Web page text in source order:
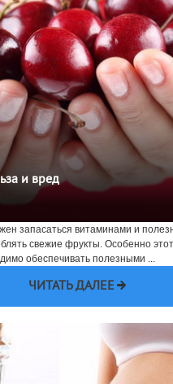
и вред
запасаться витаминами и
свежие фрукты. Особенно
обеспечивать полезными ...
ЧИТАТЬ ДАЛЕЕ